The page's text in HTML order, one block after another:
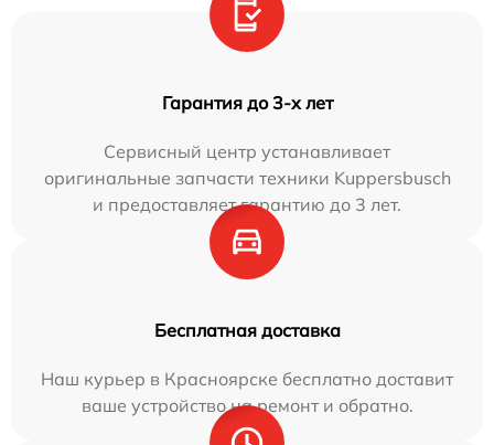
Гарантия до 3-х лет
Сервисный центр устанавливает
оригинальные запчасти техники Kuppersbusch
и предоставляет гарантию до 3 лет.
Бесплатная доставка
Наш курьер в Красноярске бесплатно доставит
ваше устройство на ремонт и обратно.